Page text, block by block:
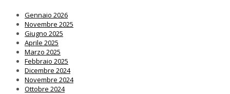
Gennaio 2026
Novembre 2025
Giugno 2025
Aprile 2025
Marzo 2025
Febbraio 2025
Dicembre 2024
Novembre 2024
Ottobre 2024